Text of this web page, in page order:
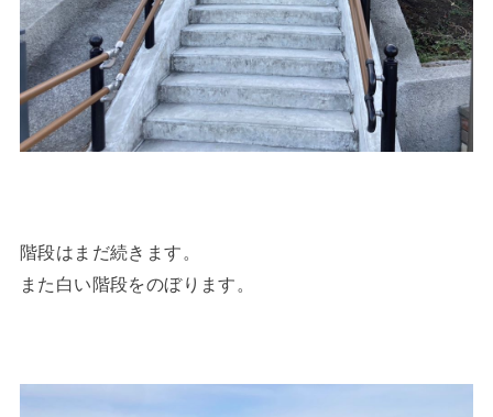
階段はまだ続きます。
また白い階段をのぼります。